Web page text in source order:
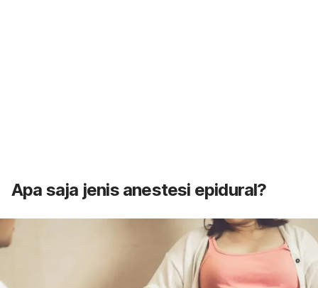
Apa saja jenis anestesi epidural?